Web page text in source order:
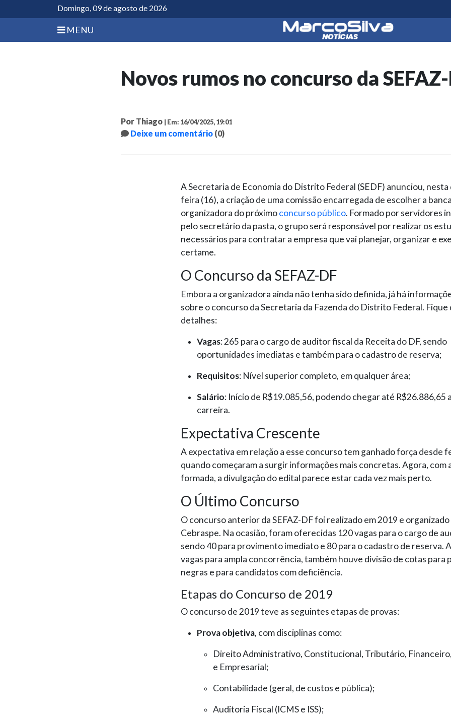
Domingo, 09 de agosto de 2026
MENU
Novos rumos no concurso da
Por Thiago | Em: 16/04/2025, 19:01
Deixe um comentário (0)
A Secretaria de Economia do Distrito Federal (SEDF) anunciou,
feira (16), a criação de uma comissão encarregada de escolher a
organizadora do próximoconcurso público. Formado por servidores
pelo secretário da pasta, o grupo será responsável por realizar os
necessários para contratar a empresa que vai planejar, organizar e
certame.
O Concurso da SEFAZ-DF
Embora a organizadora ainda não tenha sido definida, já há
sobre o concurso da Secretaria da Fazenda do Distrito Federal. Fique
detalhes:
Vagas: 265 para o cargo de auditor fiscal da Receita do DF, sendo
oportunidades imediatas e também para o cadastro de reserva;
Requisitos: Nível superior completo, em qualquer área;
Salário: Início de R$19.085,56, podendo chegar até R$26.886,65
carreira.
Expectativa Crescente
A expectativa em relação a esse concurso tem ganhado força desde
quando começaram a surgir informações mais concretas. Agora, com
formada, a divulgação do edital parece estar cada vez mais perto.
O Último Concurso
O concurso anterior da SEFAZ-DF foi realizado em 2019 e
Cebraspe. Na ocasião, foram oferecidas 120 vagas para o cargo de
sendo 40 para provimento imediato e 80 para o cadastro de reserva.
vagas para ampla concorrência, também houve divisão de cotas para
negras e para candidatos com deficiência.
Etapas do Concurso de 2019
O concurso de 2019 teve as seguintes etapas de provas:
Prova objetiva, com disciplinas como:
Direito Administrativo, Constitucional, Tributário,
e Empresarial;
Contabilidade (geral, de custos e pública);
Auditoria Fiscal (ICMS e ISS);